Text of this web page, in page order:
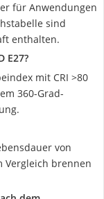
für Anwendungen
sind
enthalten.
E27?
mit CRI >80
360-Grad-
von
Vergleich brennen